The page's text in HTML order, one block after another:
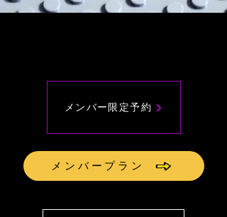
メンバー限定予約
メンバープラン